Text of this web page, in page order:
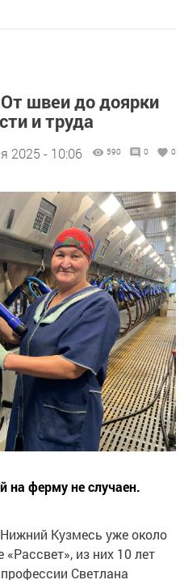
швеи до доярки
и труда
2025 - 10:06 590 0 0
на ферму не случаен.
Кузмесь уже около
«Рассвет», из них 10 лет
Светлана